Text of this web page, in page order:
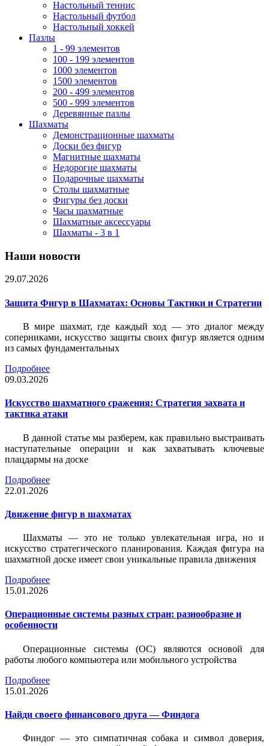
Настольный теннис
Настольный футбол
Настольный хоккей
Пазлы
1 - 99 элементов
100 - 199 элементов
1000 элементов
1500 элементов
200 - 499 элементов
500 - 999 элементов
Деревянные пазлы
Шахматы
Демонстрационные шахматы
Доски без фигур
Магнитные шахматы
Недорогие шахматы
Подарочные шахматы
Столы шахматные
Фигуры без доски
Часы шахматные
Шахматные аксессуары
Шахматы - 3 в 1
Наши новости
29.07.2026
Защита Фигур в Шахматах: Основы Тактики и Стратегии
В мире шахмат, где каждый ход — это диалог между
соперниками, искусство защиты своих фигур является одним
из самых фундаментальных
Подробнее
09.03.2026
Искусство шахматного сражения: Стратегия захвата и
тактика атаки
В данной статье мы разберем, как правильно выстраивать
наступательные операции и как захватывать ключевые
плацдармы на доске
Подробнее
22.01.2026
Движение фигур в шахматах
Шахматы — это не только увлекательная игра, но и
искусство стратегического планирования. Каждая фигура на
шахматной доске имеет свои уникальные правила движения
Подробнее
15.01.2026
Операционные системы разных стран: разнообразие и
особенности
Операционные системы (ОС) являются основой для
работы любого компьютера или мобильного устройства
Подробнее
15.01.2026
Найди своего финансового друга — Финдога
Финдог — это симпатичная собака и символ доверия,